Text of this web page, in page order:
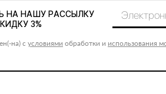
НА НАШУ РАССЫЛКУ
3%
на) с условиями обработки и использования